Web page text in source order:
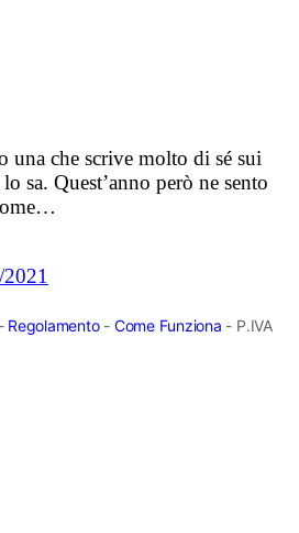
una che scrive molto di sé sui
sa. Quest’anno però ne sento
Regolamento- Come Funziona - P.IVA